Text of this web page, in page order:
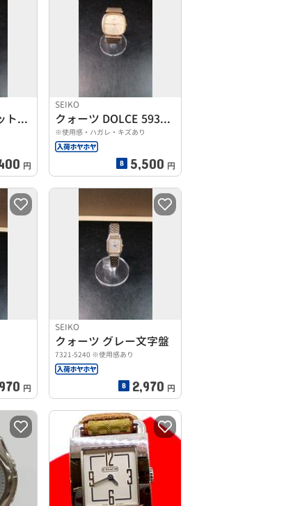
自動巻き 17石 カットガラス
円
SEIKO
クォーツ DOLCE 5931-5400
※使用感・ハガレ・キズあり
5,500 円
円
SEIKO
クォーツ グレー文字盤
7321-5240 ※使用感あり
2,970 円